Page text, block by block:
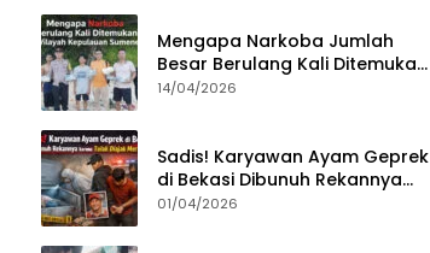
Mengapa Narkoba Jumlah
Besar Berulang Kali Ditemukan
di Wilayah Kepulauan
14/04/2026
Sadis! Karyawan Ayam Geprek
di Bekasi Dibunuh Rekannya
karena Tolak Diajak Merampok
01/04/2026